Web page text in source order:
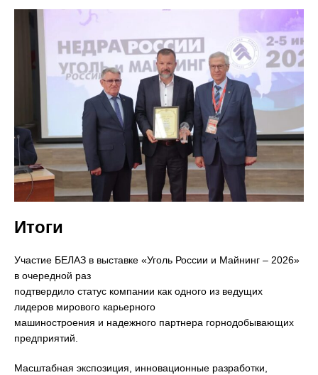
Итоги
Участие БЕЛАЗ в выставке «Уголь России и Майнинг – 2026»
в очередной раз
подтвердило статус компании как одного из ведущих
лидеров мирового карьерного
машиностроения и надежного партнера горнодобывающих
предприятий.
Масштабная экспозиция, инновационные разработки,